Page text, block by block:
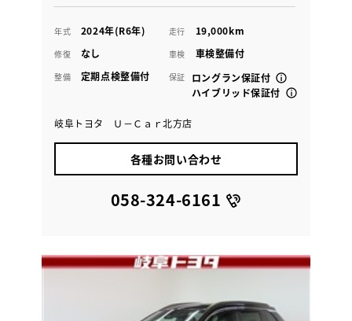
年式 2024年(R6年) 走行 19,000km
修復 なし 車検 車検整備付
整備 定期点検整備付 保証
ロングラン保証付
ハイブリッド保証付
岐阜トヨタ Ｕ－Ｃａｒ北方店
各種お問い合わせ
058-324-6161